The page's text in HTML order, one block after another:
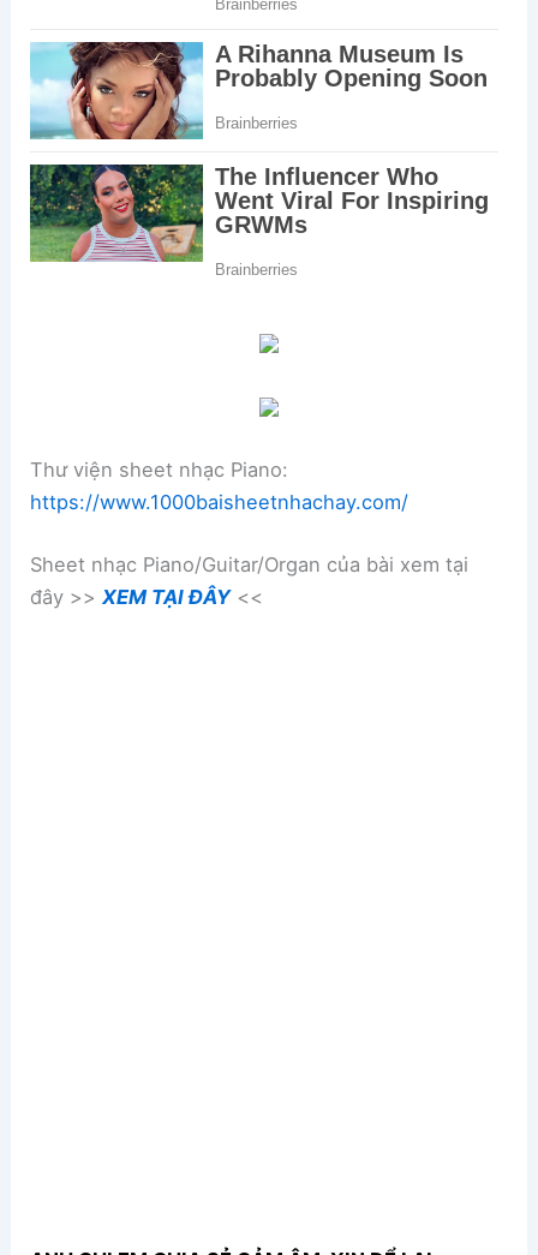
Thư viện sheet nhạc Piano:
https://www.1000baisheetnhachay.com/
Sheet nhạc Piano/Guitar/Organ của bài xem tại
đây >>XEM TẠI ĐÂY<<